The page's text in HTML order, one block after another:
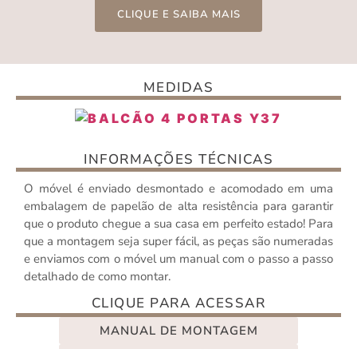
CLIQUE E SAIBA MAIS
MEDIDAS
INFORMAÇÕES TÉCNICAS
O móvel é enviado desmontado e acomodado em uma
embalagem de papelão de alta resistência para garantir
que o produto chegue a sua casa em perfeito estado! Para
que a montagem seja super fácil, as peças são numeradas
e enviamos com o móvel um manual com o passo a passo
detalhado de como montar.
CLIQUE PARA ACESSAR
MANUAL DE MONTAGEM